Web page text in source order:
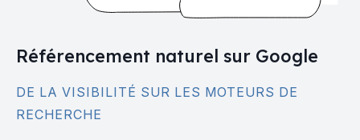
Référencement naturel sur Google
DE LA VISIBILITÉ SUR LES MOTEURS DE
RECHERCHE